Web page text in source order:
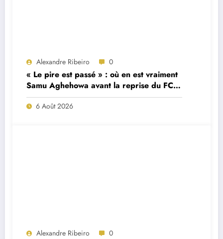
Alexandre Ribeiro 0
« Le pire est passé » : où en est vraiment
Samu Aghehowa avant la reprise du FC
Porto ?
6 Août 2026
Alexandre Ribeiro 0